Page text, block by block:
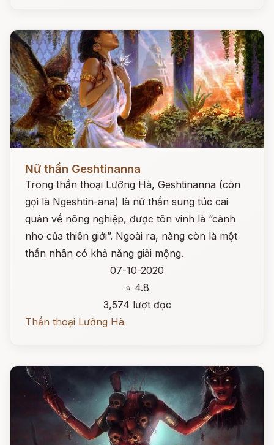
Nữ thần Geshtinanna
Trong thần thoại Lưỡng Hà, Geshtinanna (còn
gọi là Ngeshtin-ana) là nữ thần sung túc cai
quản về nông nghiệp, được tôn vinh là “cành
nho của thiên giới”. Ngoài ra, nàng còn là một
thần nhân có khả năng giải mộng.
07-10-2020
⭐ 4.8
3,574 lượt đọc
Thần thoại Lưỡng Hà